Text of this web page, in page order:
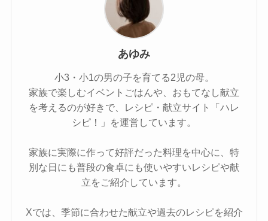
あゆみ
小3・小1の男の子を育てる2児の母。
家族で楽しむイベントごはんや、おもてなし献立
を考えるのが好きで、レシピ・献立サイト「ハレ
シピ！」を運営しています。
家族に実際に作って好評だった料理を中心に、特
別な日にも普段の食卓にも使いやすいレシピや献
立をご紹介しています。
Xでは、季節に合わせた献立や過去のレシピを紹介